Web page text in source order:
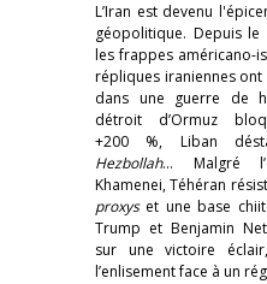
L’Iran est devenu
géopolitique. Depuis
les frappes américano-
répliques iraniennes
dans une guerre de
détroit d’Ormuz
+200 %, Liban
Hezbollah… Malgré
Khamenei, Téhéran
proxyset une base
Trump et Benjamin
sur une victoire
l’enlisement face à un